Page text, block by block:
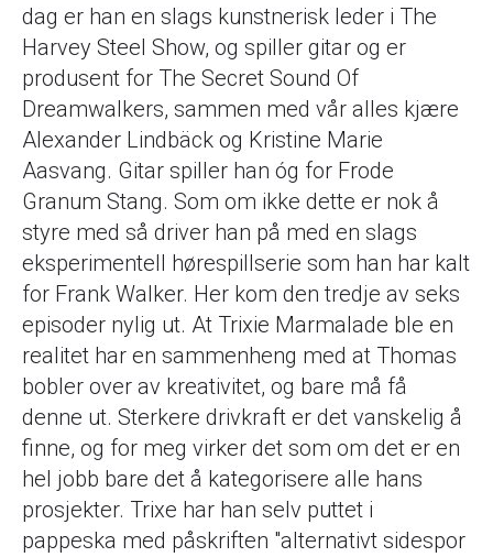
dag er han en slags kunstnerisk leder i The
Harvey Steel Show, og spiller gitar og er
produsent for The Secret Sound Of
Dreamwalkers, sammen med vår alles kjære
Alexander Lindbäck og Kristine Marie
Aasvang. Gitar spiller han óg for Frode
Granum Stang. Som om ikke dette er nok å
styre med så driver han på med en slags
eksperimentell hørespillserie som han har kalt
for Frank Walker. Her kom den tredje av seks
episoder nylig ut. At Trixie Marmalade ble en
realitet har en sammenheng med at Thomas
bobler over av kreativitet, og bare må få
denne ut. Sterkere drivkraft er det vanskelig å
finne, og for meg virker det som om det er en
hel jobb bare det å kategorisere alle hans
prosjekter. Trixe har han selv puttet i
pappeska med påskriften "alternativt sidespor